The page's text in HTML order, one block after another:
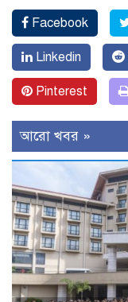
Facebook
Linkedin
Pinterest
আরো খবর »